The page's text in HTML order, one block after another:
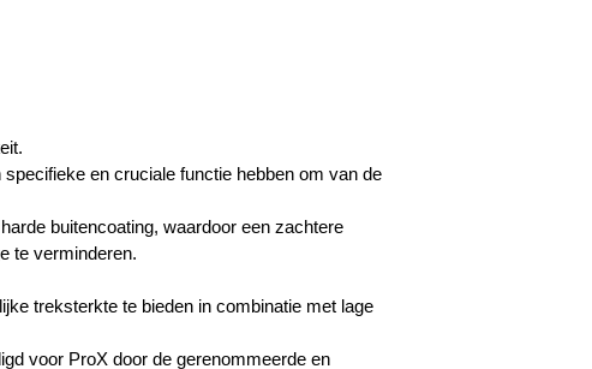
en cruciale functie hebben om van de
buitencoating, waardoor een zachtere
te verminderen.
treksterkte te bieden in combinatie met lage
voor ProX door de gerenommeerde en